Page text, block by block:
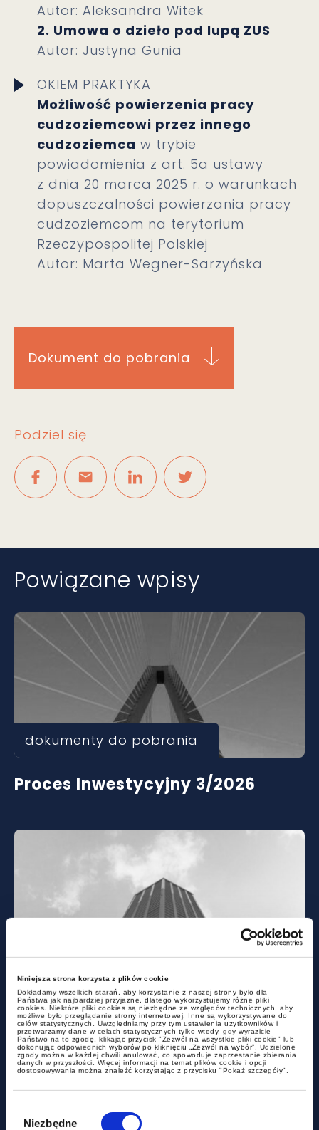
Niniejsza strona korzysta z plików cookie
Dokładamy wszelkich starań, aby korzystanie z naszej strony było dla
Państwa jak najbardziej przyjazne, dlatego wykorzystujemy różne pliki
cookies. Niektóre pliki cookies są niezbędne ze względów technicznych, aby
możliwe było przeglądanie strony internetowej. Inne są wykorzystywane do
celów statystycznych. Uwzględniamy przy tym ustawienia użytkowników i
przetwarzamy dane w celach statystycznych tylko wtedy, gdy wyrazicie
Państwo na to zgodę, klikając przycisk "Zezwól na wszystkie pliki cookie" lub
dokonując odpowiednich wyborów po kliknięciu „Zezwól na wybór”. Udzielone
zgody można w każdej chwili anulować, co spowoduje zaprzestanie zbierania
danych w przyszłości. Więcej informacji na temat plików cookie i opcji
dostosowywania można znaleźć korzystając z przycisku "Pokaż szczegóły".
zgody
Niezbędne
Autor: Aleksandra Witek
2. Umowa o dzieło pod lupą ZUS
Autor: Justyna Gunia
OKIEM PRAKTYKA
Możliwość powierzenia pracy
cudzoziemcowi przez innego
cudzoziemca w trybie
powiadomienia z art. 5a ustawy
z dnia 20 marca 2025 r. o warunkach
dopuszczalności powierzania pracy
cudzoziemcom na terytorium
Rzeczypospolitej Polskiej
Autor: Marta Wegner-Sarzyńska
Dokument do pobrania
Podziel się
Powiązane wpisy
dokumenty do pobrania
Proces Inwestycyjny 3/2026
dokumenty do pobrania
ETF i kwalifikowane fundusze
inwestycyjne – Newsletter
Private Client